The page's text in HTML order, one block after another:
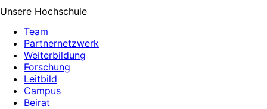
Unsere Hochschule
Team
Partnernetzwerk
Weiterbildung
Forschung
Leitbild
Campus
Beirat